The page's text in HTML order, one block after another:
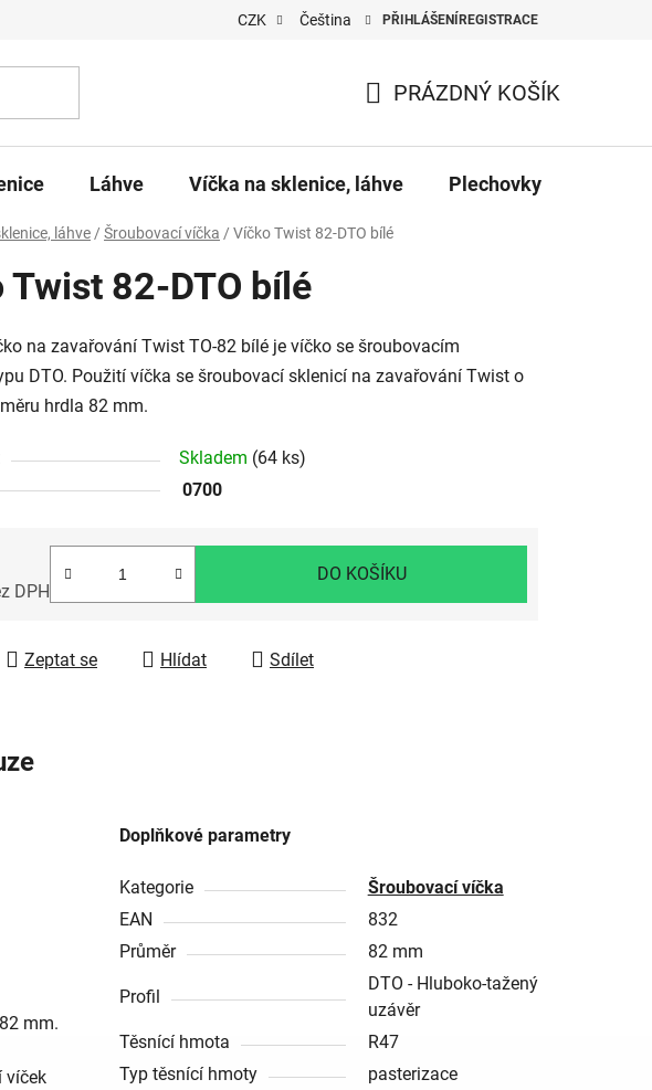
CZK Čeština PŘIHLÁŠENÍ REGISTRACE
KOŠÍK
PRÁZDNÝ KOŠÍK
Láhve Víčka na sklenice, láhve Plechovky
láhve / Šroubovací víčka / Víčko Twist 82-DTO bílé
Twist 82-DTO bílé
na zavařování Twist TO-82 bílé je víčko se šroubovacím
DTO. Použití víčka se šroubovací sklenicí na zavařování Twist o
hrdla 82 mm.
Skladem (64 ks)
0700
DPH
DO KOŠÍKU
Zeptat se Hlídat Sdílet
mm.
víček
Doplňkové parametry
Kategorie
Šroubovací víčka
EAN
832
Průměr
82 mm
Profil
DTO - Hluboko-tažený
uzávěr
Těsnící hmota
R47
Typ těsnící hmoty
pasterizace